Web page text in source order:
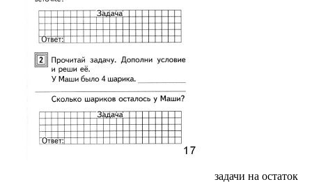
задачи на остаток